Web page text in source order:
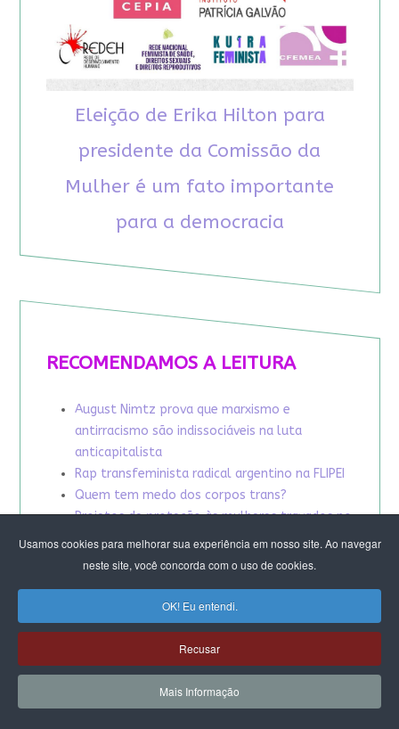
Usamos cookies para melhorar sua experiência em nosso site. Ao navegar
neste site, você concorda com o uso de cookies.
OK! Eu entendi.
Recusar
Mais Informação
Eleição de Erika Hilton para
presidente da Comissão da
Mulher é um fato importante
para a democracia
RECOMENDAMOS A LEITURA
August Nimtz prova que marxismo e
antirracismo são indissociáveis na luta
anticapitalista
Rap transfeminista radical argentino na FLIPEI
Quem tem medo dos corpos trans?
Projetos de proteção às mulheres travados no
Congresso ameaçam a democracia
A revolução de Milton Santos